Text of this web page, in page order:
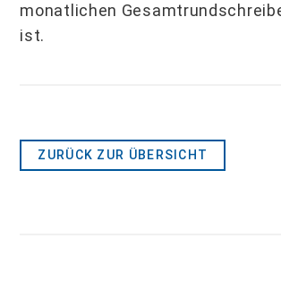
monatlichen
ist.
ZURÜCK ZUR ÜBERSICHT